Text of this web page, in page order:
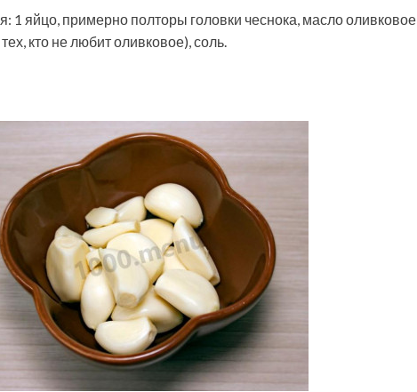
1 яйцо, примерно полторы головки чеснока, масло оливковое
кто не любит оливковое), соль.